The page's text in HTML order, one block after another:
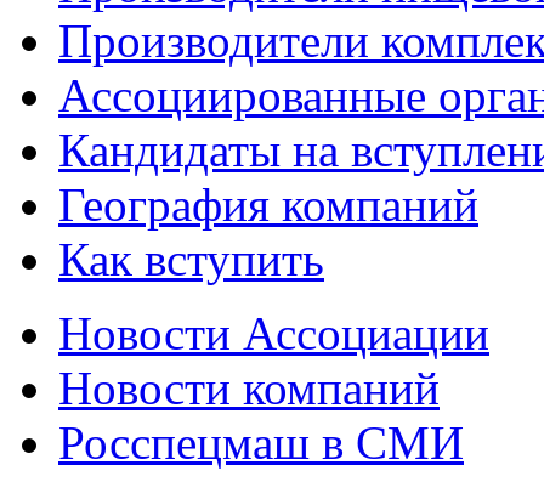
Производители
Ассоциированные
Кандидаты на
География компаний
Как вступить
Новости Ассоциации
Новости компаний
Росспецмаш в СМИ